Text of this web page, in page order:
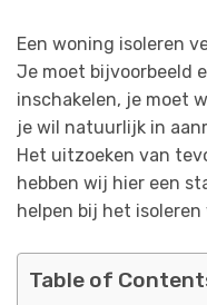
Een woning isoleren
Je moet bijvoorbeeld
inschakelen, je moet
je wil natuurlijk in
Het uitzoeken van
hebben wij hier een
helpen bij het
Table of